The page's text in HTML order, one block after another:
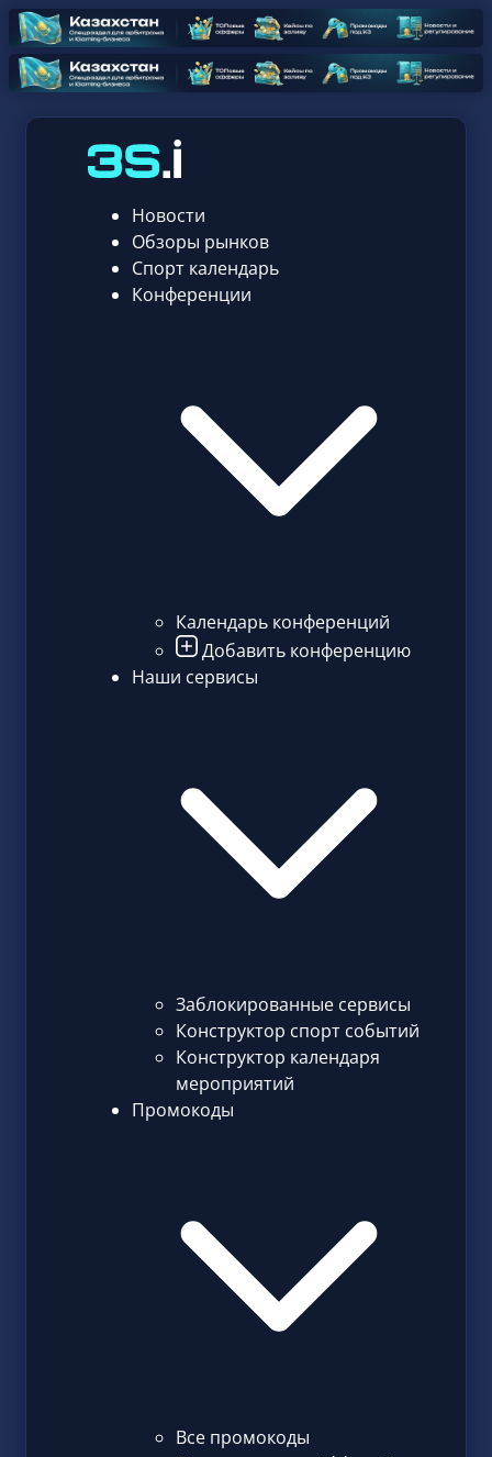
Новости
Обзоры рынков
Спорт календарь
Конференции
Календарь конференций
Добавить конференцию
Наши сервисы
Заблокированные сервисы
Конструктор спорт событий
Конструктор календаря
мероприятий
Промокоды
Все промокоды